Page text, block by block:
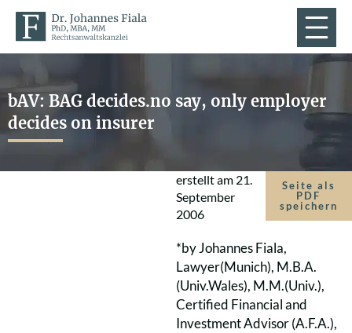
bAV: BAG decides.no say, only employer
decides on insurer
erstellt am 21.
September
2006
Seite als
PDF
speichern
*by Johannes Fiala,
Lawyer(Munich), M.B.A.
(Univ.Wales), M.M.(Univ.),
Certified Financial and
Investment Advisor (A.F.A.),